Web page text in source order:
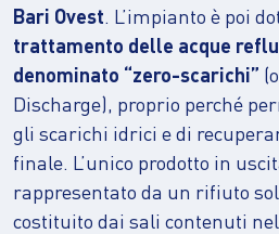
Bari Ovest. L’impianto è poi
trattamento delle acque
denominato “zero-scarichi”
Discharge), proprio perché
gli scarichi idrici e di
finale. L’unico prodotto in
rappresentato da un rifiuto
costituito dai sali contenuti